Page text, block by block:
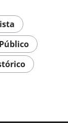
Público